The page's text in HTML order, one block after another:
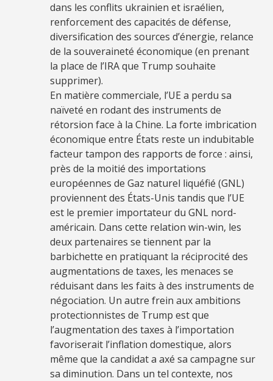
dans les conflits ukrainien et israélien,
renforcement des capacités de défense,
diversification des sources d’énergie, relance
de la souveraineté économique (en prenant
la place de l’IRA que Trump souhaite
supprimer).
En matière commerciale, l’UE a perdu sa
naïveté en rodant des instruments de
rétorsion face à la Chine. La forte imbrication
économique entre États reste un indubitable
facteur tampon des rapports de force : ainsi,
près de la moitié des importations
européennes de Gaz naturel liquéfié (GNL)
proviennent des États-Unis tandis que l’UE
est le premier importateur du GNL nord-
américain. Dans cette relation win-win, les
deux partenaires se tiennent par la
barbichette en pratiquant la réciprocité des
augmentations de taxes, les menaces se
réduisant dans les faits à des instruments de
négociation. Un autre frein aux ambitions
protectionnistes de Trump est que
l’augmentation des taxes à l’importation
favoriserait l’inflation domestique, alors
même que la candidat a axé sa campagne sur
sa diminution. Dans un tel contexte, nos